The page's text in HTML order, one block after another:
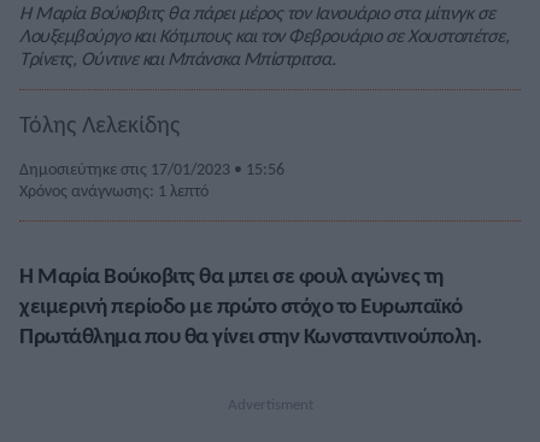
Η Μαρία Βούκοβιτς θα πάρει μέρος τον Ιανουάριο στα μίτινγκ σε
Λουξεμβούργο και Κότμπους και τον Φεβρουάριο σε Χουστοπέτσε,
Τρίνετς, Ούντινε και Μπάνσκα Μπίστριτσα.
Τόλης Λελεκίδης
Δημοσιεύτηκε στις 17/01/2023 • 15:56
Χρόνος ανάγνωσης: 1 λεπτό
Η Μαρία Βούκοβιτς θα μπει σε φουλ αγώνες τη
χειμερινή περίοδο με πρώτο στόχο το Ευρωπαϊκό
Πρωτάθλημα που θα γίνει στην Κωνσταντινούπολη.